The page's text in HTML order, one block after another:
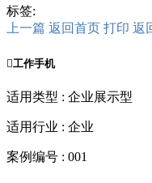
标签:
上一篇 返回首页 打印 返
工作手机
适用类型 : 企业展示型
适用行业 : 企业
案例编号 : 001